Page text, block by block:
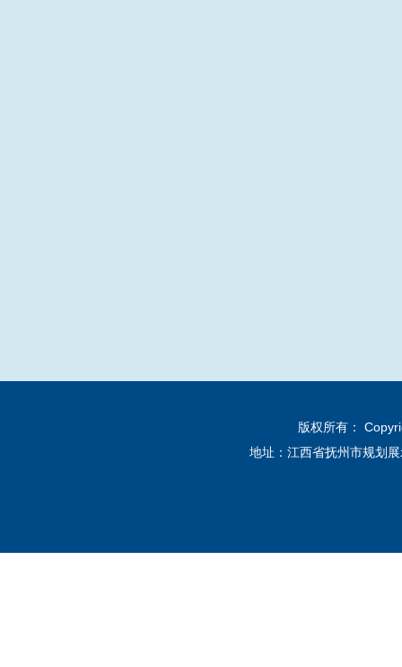
版权所有：
地址：江西省抚州市规划